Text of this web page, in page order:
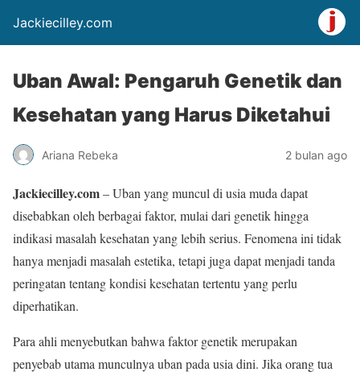
Jackiecilley.com
Uban Awal: Pengaruh Genetik dan
Kesehatan yang Harus Diketahui
Ariana Rebeka 2 bulan ago
Jackiecilley.com– Uban yang muncul di usia muda dapat
disebabkan oleh berbagai faktor, mulai dari genetik hingga
indikasi masalah kesehatan yang lebih serius. Fenomena ini tidak
hanya menjadi masalah estetika, tetapi juga dapat menjadi tanda
peringatan tentang kondisi kesehatan tertentu yang perlu
diperhatikan.
Para ahli menyebutkan bahwa faktor genetik merupakan
penyebab utama munculnya uban pada usia dini. Jika orang tua